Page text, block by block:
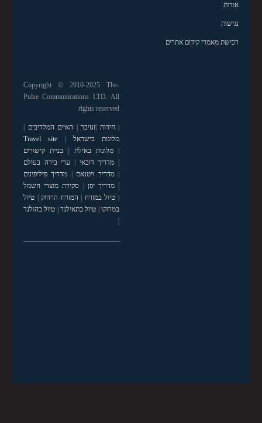
אודות
נגישות
רכישת מאמרי קידום אתרים
Copyright © 2010-2025 The-
Pulse Communications LTD. All
rights reserved
|חידות זנזיבר האיים המלדיבים
מלונות בישראל
Travel site
|מלונות באילת
בניית קישורים
מדריך דובאי
ערי בירה בעולם
|מדריך ויטנאם
מדריך פיליפינים
|מדריך יפן
סקירת מוצרי חשמל
טיול במזרח המזרח הרחוק| טיול
במרוקו| טיול בתאילנד| טיול בהולנד